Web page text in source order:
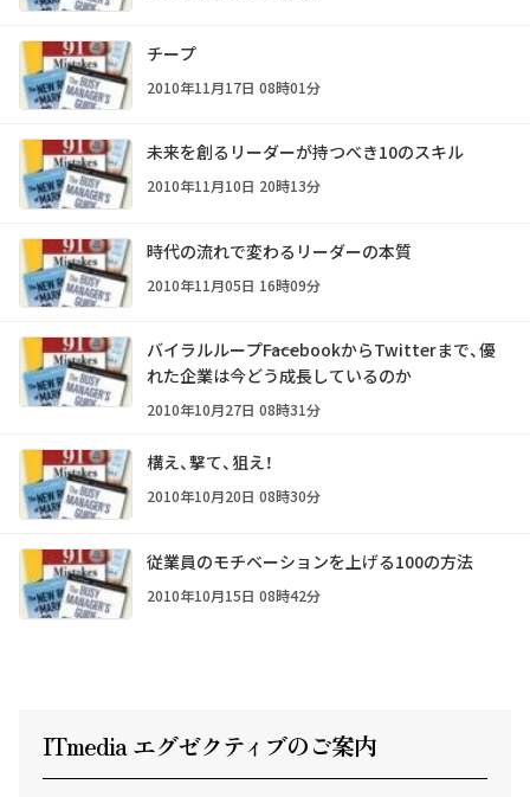
チープ
2010年11月17日 08時01分
未来を創るリーダーが持つべき10のスキル
2010年11月10日 20時13分
時代の流れで変わるリーダーの本質
2010年11月05日 16時09分
バイラルループ――FacebookからTwitterまで、優
れた企業は今どう成長しているのか
2010年10月27日 08時31分
構え、撃て、狙え！
2010年10月20日 08時30分
従業員のモチベーションを上げる100の方法
2010年10月15日 08時42分
ITmedia エグゼクティ ブのご案内